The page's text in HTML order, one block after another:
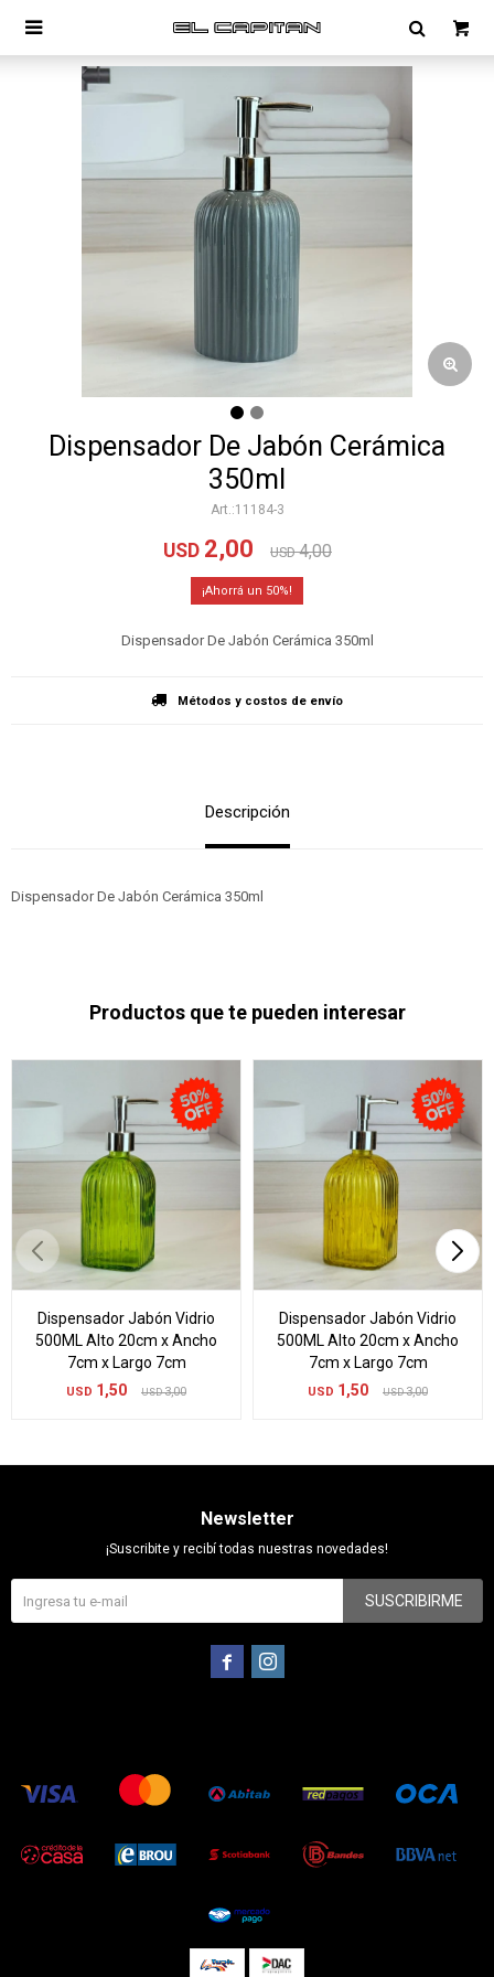

Dispensador De Jabón Cerámica
350ml
11184-3
USD 2,00 USD 4,00
50
Dispensador De Jabón Cerámica 350ml
Métodos y costos de envío
Descripción
Dispensador De Jabón Cerámica 350ml
Productos que te pueden interesar
Dispensador Jabón Vidrio
500ML Alto 20cm x Ancho
7cm x Largo 7cm
USD 1,50 USD 3,00
Dispensador Jabón Vidrio
500ML Alto 20cm x Ancho
7cm x Largo 7cm
USD 1,50 USD 3,00
Newsletter
¡Suscribite y recibí todas nuestras novedades!
SUSCRIBIRME
 